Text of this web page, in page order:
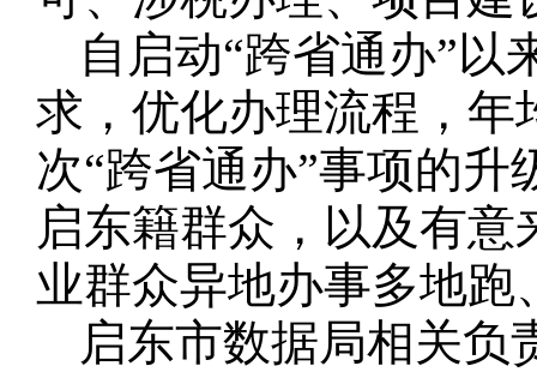
自启动“跨省通办”以
求，优化办理流程，年
次“跨省通办”事项的
启东籍群众，以及有
业群众异地办事多地跑
启东市数据局相关负